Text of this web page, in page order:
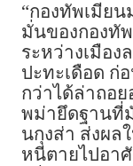
“กองทัพเมีย
มั่นของกองทั
ระหว่างเมือง
ปะทะเดือด ก่
กว่าได้ล่าถอ
พม่ายึดฐานที่
นกุงส่า ส่งผล
หนีตายไปอา